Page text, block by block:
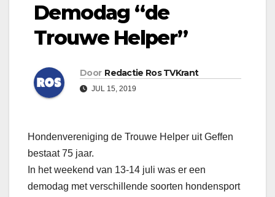
Demodag “de
Trouwe Helper”
Door Redactie Ros TVKrant
JUL 15, 2019
Hondenvereniging de Trouwe Helper uit Geffen
bestaat 75 jaar.
In het weekend van 13-14 juli was er een
demodag met verschillende soorten hondensport